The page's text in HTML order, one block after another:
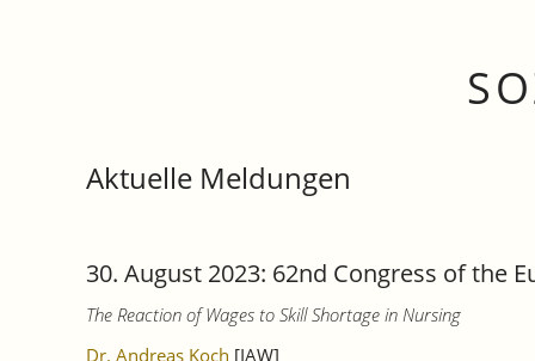
IAW-Policy Reports
IAW-News
Studentische Hilfskräfte,
Praktikantinnen und Praktikanten
Aktuelle Meldungen
30. August 2023: 62nd Congress of the
The Reaction of Wages to Skill Shortage in Nursing
Dr. Andreas Koch [IAW]